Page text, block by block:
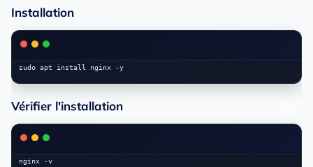
Installation
Vérifier l'installation